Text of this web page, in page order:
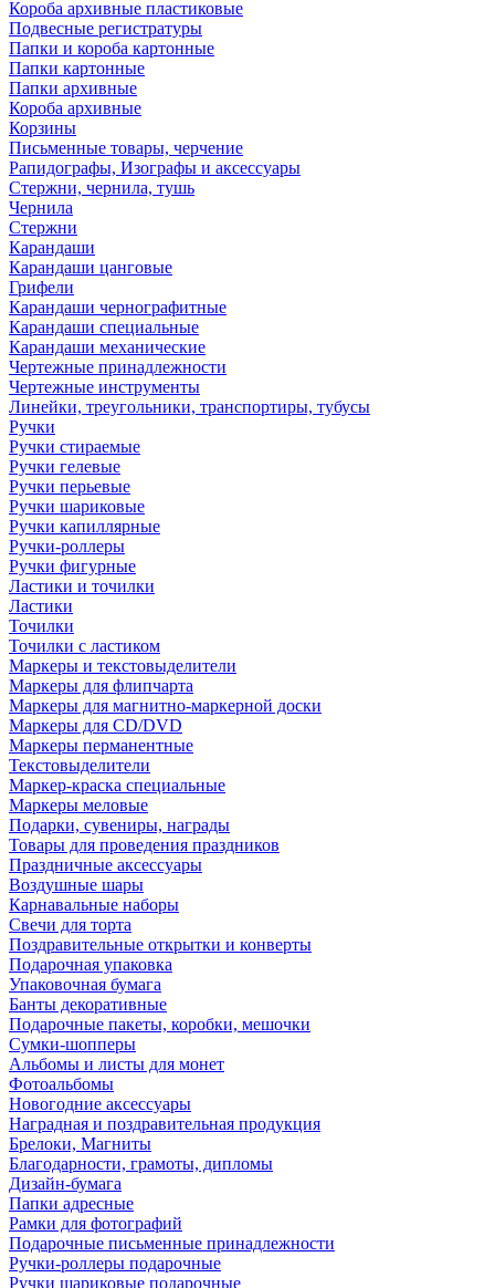
Короба архивные пластиковые
Подвесные регистратуры
Папки и короба картонные
Папки картонные
Папки архивные
Короба архивные
Корзины
Письменные товары, черчение
Рапидографы, Изографы и аксессуары
Стержни, чернила, тушь
Чернила
Стержни
Карандаши
Карандаши цанговые
Грифели
Карандаши чернографитные
Карандаши специальные
Карандаши механические
Чертежные принадлежности
Чертежные инструменты
Линейки, треугольники, транспортиры, тубусы
Ручки
Ручки стираемые
Ручки гелевые
Ручки перьевые
Ручки шариковые
Ручки капиллярные
Ручки-роллеры
Ручки фигурные
Ластики и точилки
Ластики
Точилки
Точилки с ластиком
Маркеры и текстовыделители
Маркеры для флипчарта
Маркеры для магнитно-маркерной доски
Маркеры для CD/DVD
Маркеры перманентные
Текстовыделители
Маркер-краска специальные
Маркеры меловые
Подарки, сувениры, награды
Товары для проведения праздников
Праздничные аксессуары
Воздушные шары
Карнавальные наборы
Свечи для торта
Поздравительные открытки и конверты
Подарочная упаковка
Упаковочная бумага
Банты декоративные
Подарочные пакеты, коробки, мешочки
Сумки-шопперы
Альбомы и листы для монет
Фотоальбомы
Новогодние аксессуары
Наградная и поздравительная продукция
Брелоки, Магниты
Благодарности, грамоты, дипломы
Дизайн-бумага
Папки адресные
Рамки для фотографий
Подарочные письменные принадлежности
Ручки-роллеры подарочные
Ручки шариковые подарочные